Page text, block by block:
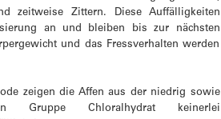
zeitweise Zittern. Diese Auffälligkeiten
an und bleiben bis zur nächsten
und das Fressverhalten werden
zeigen die Affen aus der niedrig sowie
Gruppe Chloralhydrat keinerlei